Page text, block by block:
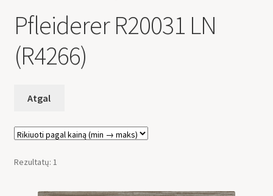
Profilis
Pfleiderer R20031 LN
(R4266)
Rezultatų: 1